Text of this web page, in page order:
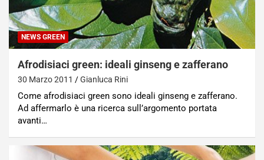
NEWS GREEN
Afrodisiaci green: ideali ginseng e zafferano
30 Marzo 2011 Gianluca Rini
Come afrodisiaci green sono ideali ginseng e zafferano.
Ad affermarlo è una ricerca sull’argomento portata
avanti…